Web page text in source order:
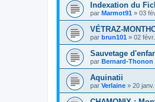
Indexation du
par Marmot91 » 03
VÉTRAZ-
par brun101 » 02
Sauvetage
par Bernard-Thonon
Aquinatii
par Verlaine » 20